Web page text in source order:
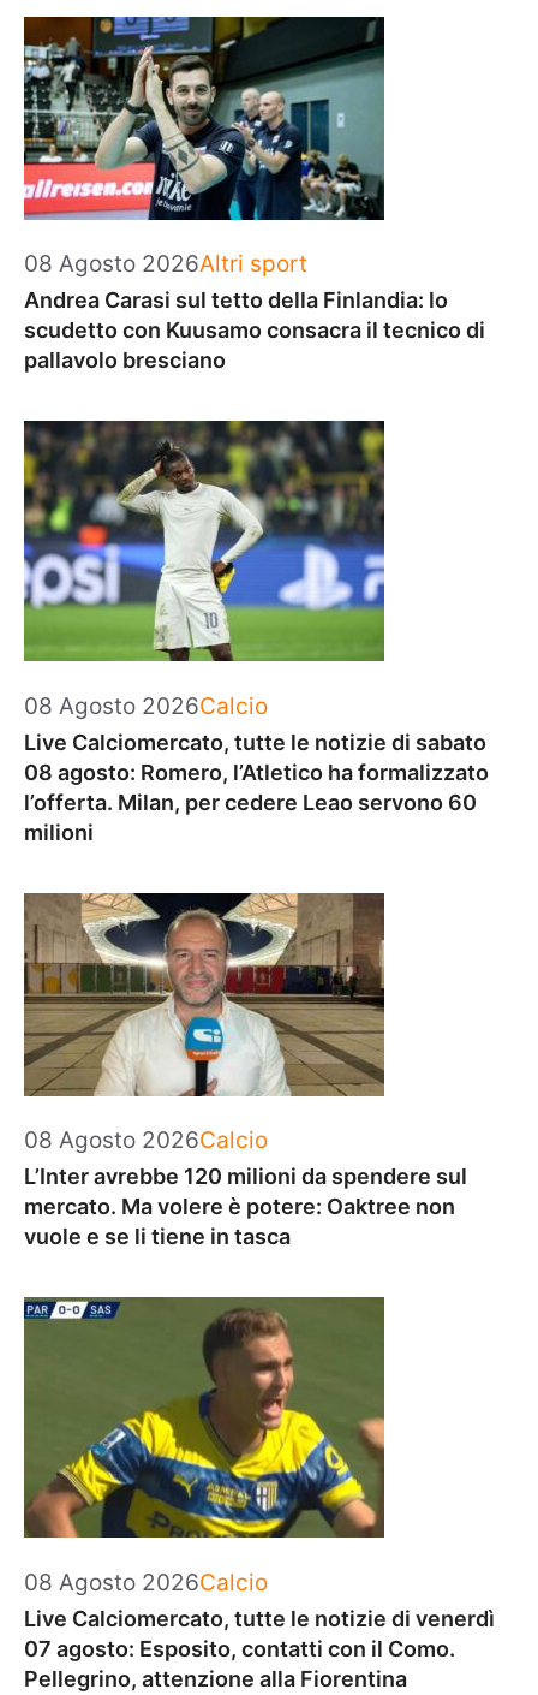
08 Agosto 2026Categorie
Altri sport
Andrea Carasi sul tetto della Finlandia: lo
scudetto con Kuusamo consacra il tecnico di
pallavolo bresciano
08 Agosto 2026Categorie
Calcio
Live Calciomercato, tutte le notizie di sabato
08 agosto: Romero, l’Atletico ha formalizzato
l’offerta. Milan, per cedere Leao servono 60
milioni
08 Agosto 2026Categorie
Calcio
L’Inter avrebbe 120 milioni da spendere sul
mercato. Ma volere è potere: Oaktree non
vuole e se li tiene in tasca
08 Agosto 2026Categorie
Calcio
Live Calciomercato, tutte le notizie di venerdì
07 agosto: Esposito, contatti con il Como.
Pellegrino, attenzione alla Fiorentina